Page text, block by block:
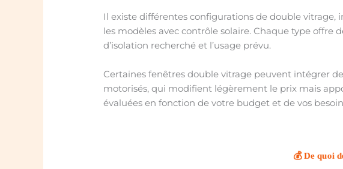
Il existe différentes configurations de double
les modèles avec contrôle solaire. Chaque type offre
d’isolation recherché et l’usage prévu.
Certaines fenêtres double vitrage peuvent intégrer
motorisés, qui modifient légèrement le prix mais
évaluées en fonction de votre budget et de vos
💰 De quoi